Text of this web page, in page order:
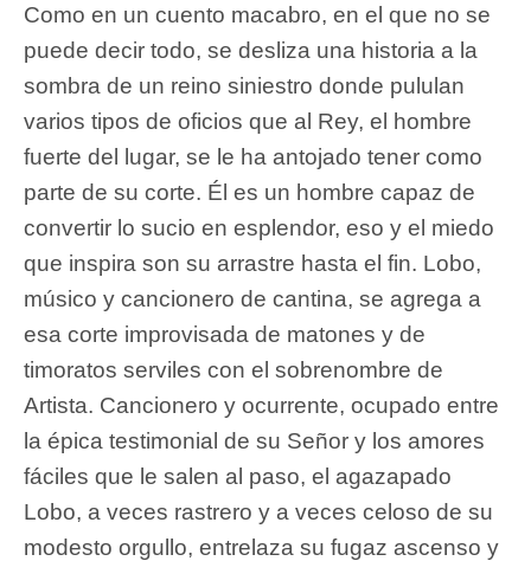
Como en un cuento macabro, en el que no se
puede decir todo, se desliza una historia a la
sombra de un reino siniestro donde pululan
varios tipos de oficios que al Rey, el hombre
fuerte del lugar, se le ha antojado tener como
parte de su corte. Él es un hombre capaz de
convertir lo sucio en esplendor, eso y el miedo
que inspira son su arrastre hasta el fin. Lobo,
músico y cancionero de cantina, se agrega a
esa corte improvisada de matones y de
timoratos serviles con el sobrenombre de
Artista. Cancionero y ocurrente, ocupado entre
la épica testimonial de su Señor y los amores
fáciles que le salen al paso, el agazapado
Lobo, a veces rastrero y a veces celoso de su
modesto orgullo, entrelaza su fugaz ascenso y